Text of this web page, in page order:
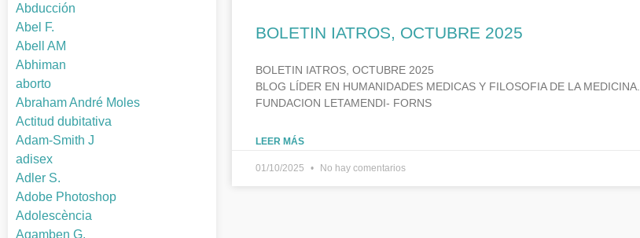
Abducción
Abel F.
Abell AM
Abhiman
aborto
Abraham André Moles
Actitud dubitativa
Adam-Smith J
adisex
Adler S.
Adobe Photoshop
Adolescència
Agamben G.
BOLETIN IATROS, OCTUBRE 2025
BOLETIN IATROS, OCTUBRE 2025
BLOG LÍDER EN HUMANIDADES MEDICAS Y FILOSOFIA DE LA MEDICINA.
FUNDACION LETAMENDI- FORNS
LEER MÁS
01/10/2025 No hay comentarios